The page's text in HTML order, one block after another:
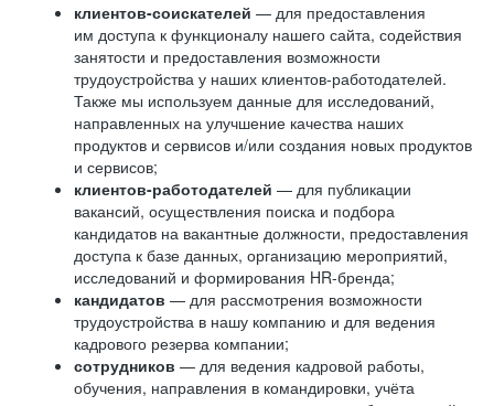
клиентов-соискателей — для предоставления
им доступа к функционалу нашего сайта, содействия
занятости и предоставления возможности
трудоустройства у наших клиентов-работодателей.
Также мы используем данные для исследований,
направленных на улучшение качества наших
продуктов и сервисов и/или создания новых продуктов
и сервисов;
клиентов-работодателей — для публикации
вакансий, осуществления поиска и подбора
кандидатов на вакантные должности, предоставления
доступа к базе данных, организацию мероприятий,
исследований и формирования HR-бренда;
кандидатов — для рассмотрения возможности
трудоустройства в нашу компанию и для ведения
кадрового резерва компании;
сотрудников — для ведения кадровой работы,
обучения, направления в командировки, учёта